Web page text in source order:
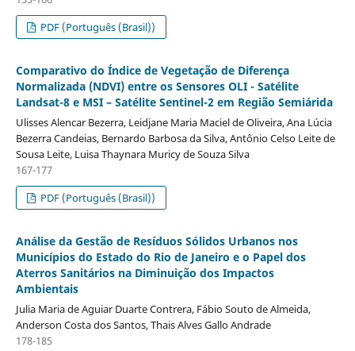
PDF (Português (Brasil))
Comparativo do Índice de Vegetação de Diferença
Normalizada (NDVI) entre os Sensores OLI - Satélite
Landsat-8 e MSI – Satélite Sentinel-2 em Região Semiárida
Ulisses Alencar Bezerra, Leidjane Maria Maciel de Oliveira, Ana Lúcia
Bezerra Candeias, Bernardo Barbosa da Silva, Antônio Celso Leite de
Sousa Leite, Luisa Thaynara Muricy de Souza Silva
167-177
PDF (Português (Brasil))
Análise da Gestão de Resíduos Sólidos Urbanos nos
Municípios do Estado do Rio de Janeiro e o Papel dos
Aterros Sanitários na Diminuição dos Impactos
Ambientais
Julia Maria de Aguiar Duarte Contrera, Fábio Souto de Almeida,
Anderson Costa dos Santos, Thais Alves Gallo Andrade
178-185